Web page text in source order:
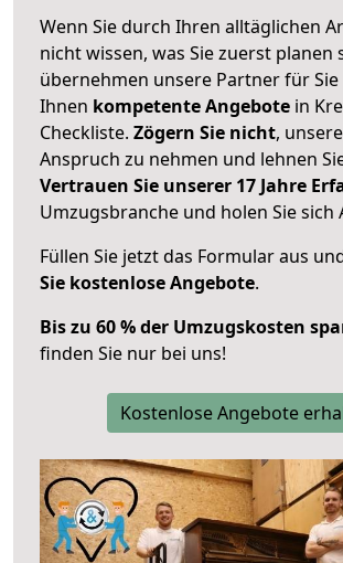
Wenn Sie durch Ihren alltäglichen
nicht wissen, was Sie zuerst planen
übernehmen unsere Partner für
Ihnen kompetente Angebote in
Checkliste. Zögern Sie nicht,
Anspruch zu nehmen und lehnen
Vertrauen Sie unserer 17 Jahre
Umzugsbranche und holen Sie sich
Füllen Sie jetzt das Formular aus
Sie kostenlose Angebote.
Bis zu 60 % der Umzugskosten
finden Sie nur bei uns!
Kostenlose Angebote